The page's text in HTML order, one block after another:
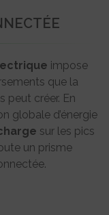
impose
que la
peut créer. En
globale d’énergie
sur les pics
un prisme